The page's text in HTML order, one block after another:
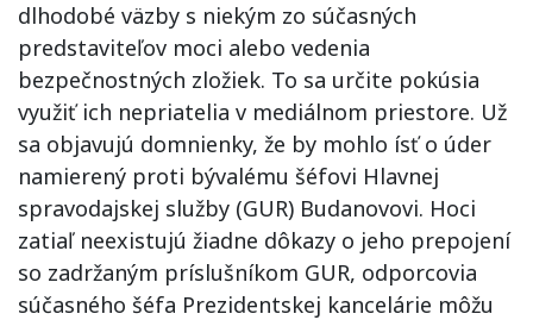
dlhodobé väzby s niekým zo súčasných
predstaviteľov moci alebo vedenia
bezpečnostných zložiek. To sa určite pokúsia
využiť ich nepriatelia v mediálnom priestore. Už
sa objavujú domnienky, že by mohlo ísť o úder
namierený proti bývalému šéfovi Hlavnej
spravodajskej služby (GUR) Budanovovi. Hoci
zatiaľ neexistujú žiadne dôkazy o jeho prepojení
so zadržaným príslušníkom GUR, odporcovia
súčasného šéfa Prezidentskej kancelárie môžu